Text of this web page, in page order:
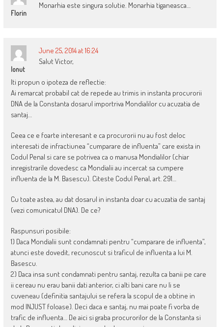
Florin
Monarhia este singura solutie. Monarhia tiganeasca…
Ionut
June 25, 2014 at 16:24
Salut Victor,
Iti propun o ipoteza de reflectie:
Ai remarcat probabil cat de repede au trimis in instanta procurorii
DNA de la Constanta dosarul importriva Mondialilor cu acuzatia de
santaj…
Ceea ce e foarte interesant e ca procurorii nu au fost deloc
interesati de infractiunea “cumparare de influenta” care exista in
Codul Penal si care se potrivea ca o manusa Mondialilor (chiar
inregistrarile dovedesc ca Mondialii au incercat sa cumpere
influenta de la M. Basescu). Citeste Codul Penal, art. 291…
Cu toate astea, au dat dosarul in instanta doar cu acuzatia de santaj
(vezi comunicatul DNA). De ce?
Raspunsuri posibile:
1) Daca Mondialii sunt condamnati pentru “cumparare de influenta”,
atunci este dovedit, recunoscut si traficul de influenta a lui M.
Basescu.
2) Daca insa sunt condamnati pentru santaj, rezulta ca banii pe care
ii cereau nu erau banii dati anterior, ci alti bani care nu li se
cuveneau (definitia santajului se refera la scopul de a obtine in
mod INJUST foloase). Deci daca e santaj, nu mai poate fi vorba de
trafic de influenta… De aici si graba procurorilor de la Constanta si